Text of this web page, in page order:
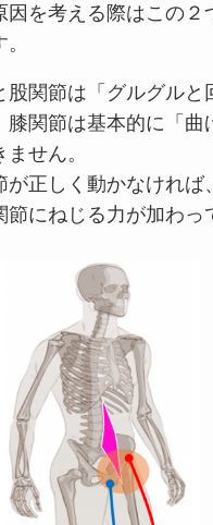
因を考える際はこの２
股関節は「グルグルと
膝関節は基本的に「曲
せん。
が正しく動かなければ
節にねじる力が加わっ